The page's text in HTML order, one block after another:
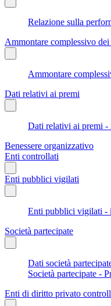
Relazione sulla
Ammontare complessivo dei
Ammontare
Dati relativi ai premi
Dati relativi ai premi -
Benessere organizzativo
Enti controllati
Enti pubblici vigilati
Enti pubblici vigilati -
Società partecipate
Dati società
Società partecipate -
Enti di diritto privato